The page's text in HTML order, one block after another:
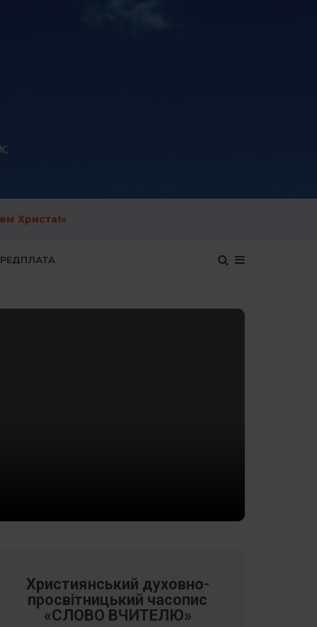
Христа!»
Християнський духовно-
просвітницький часопис
«СЛОВО ВЧИТЕЛЮ»